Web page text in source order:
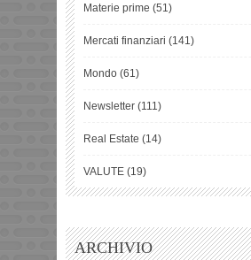
Materie prime (51)
Mercati finanziari (141)
Mondo (61)
Newsletter (111)
Real Estate (14)
VALUTE (19)
ARCHIVIO